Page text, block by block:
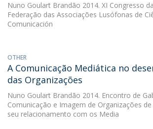
Nuno Goulart Brandão 2014. XI Congresso
Federação das Associações Lusófonas de
Comunicación
OTHER
A Comunicação Mediática no
das Organizações
Nuno Goulart Brandão 2014. Encontro de
Comunicação e Imagem de Organizações
seu relacionamento com os Media